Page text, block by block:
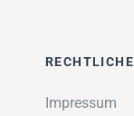
Impressum